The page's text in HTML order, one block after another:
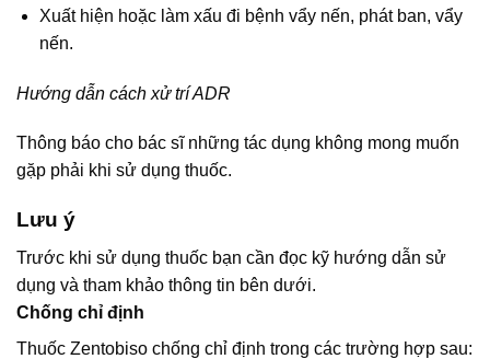
Xuất hiện hoặc làm xấu đi bệnh vẩy nến, phát ban, vẩy
nến.
Hướng dẫn cách xử trí ADR
Thông báo cho bác sĩ những tác dụng không mong muốn
gặp phải khi sử dụng thuốc.
Lưu ý
Trước khi sử dụng thuốc bạn cần đọc kỹ hướng dẫn sử
dụng và tham khảo thông tin bên dưới.
Chống chỉ định
Thuốc Zentobiso chống chỉ định trong các trường hợp sau: